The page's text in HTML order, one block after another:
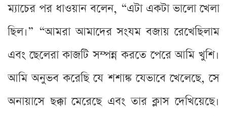
ম্যাচের পর ধাওয়ান বলেন, “এটা একটা ভালো খেলা
ছিল।” “আমরা আমাদের সংযম বজায় রেখেছিলাম
এবং ছেলেরা কাজটি সম্পন্ন করতে পেরে আমি খুশি।
আমি অনুভব করেছি যে শশাঙ্ক যেভাবে খেলেছে, সে
অনায়াসে ছক্কা মেরেছে এবং তার ক্লাস দেখিয়েছে।